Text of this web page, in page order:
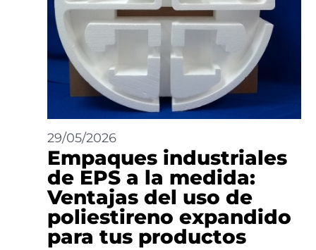
29/05/2026
Empaques industriales
de EPS a la medida:
Ventajas del uso de
poliestireno expandido
para tus productos